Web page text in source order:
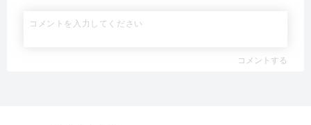
コメントする